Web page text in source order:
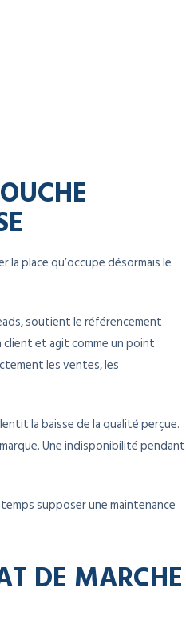
place qu’occupe désormais le
soutient le référencement
et agit comme un point
les ventes, les
la baisse de la qualité perçue.
Une indisponibilité pendant
supposer une maintenance
DE MARCHE